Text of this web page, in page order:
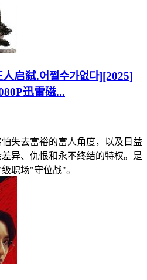
启弑.어쩔수가없다][2025]
迅雷磁...
失去富裕的富人角度，以及日益
异、仇恨和永不终结的特权。是
职场"守位战"。